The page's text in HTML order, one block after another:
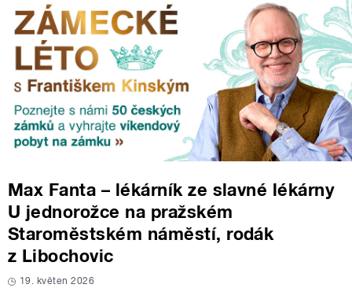
Max Fanta – lékárník ze slavné lékárny
U jednorožce na pražském
Staroměstském náměstí, rodák
z Libochovic
19. květen 2026